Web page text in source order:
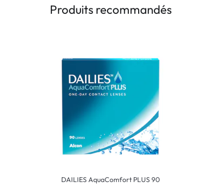
Produits recommandés
DAILIES AquaComfort PLUS 90